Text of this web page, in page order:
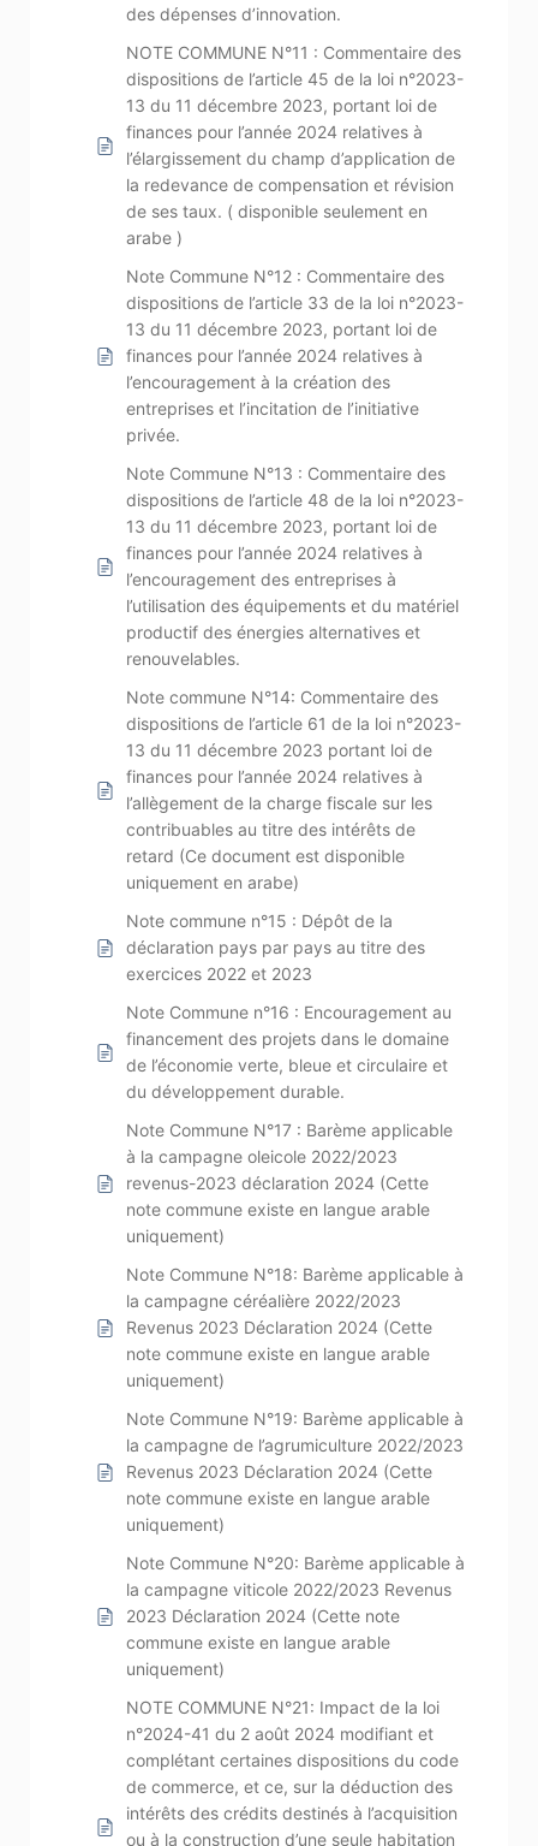
des dépenses d’innovation.
NOTE COMMUNE N°11 : Commentaire des
dispositions de l’article 45 de la loi n°2023-
13 du 11 décembre 2023, portant loi de
finances pour l’année 2024 relatives à
l’élargissement du champ d’application de
la redevance de compensation et révision
de ses taux. ( disponible seulement en
arabe )
Note Commune N°12 : Commentaire des
dispositions de l’article 33 de la loi n°2023-
13 du 11 décembre 2023, portant loi de
finances pour l’année 2024 relatives à
l’encouragement à la création des
entreprises et l’incitation de l’initiative
privée.
Note Commune N°13 : Commentaire des
dispositions de l’article 48 de la loi n°2023-
13 du 11 décembre 2023, portant loi de
finances pour l’année 2024 relatives à
l’encouragement des entreprises à
l’utilisation des équipements et du matériel
productif des énergies alternatives et
renouvelables.
Note commune N°14: Commentaire des
dispositions de l’article 61 de la loi n°2023-
13 du 11 décembre 2023 portant loi de
finances pour l’année 2024 relatives à
l’allègement de la charge fiscale sur les
contribuables au titre des intérêts de
retard (Ce document est disponible
uniquement en arabe)
Note commune n°15 : Dépôt de la
déclaration pays par pays au titre des
exercices 2022 et 2023
Note Commune n°16 : Encouragement au
financement des projets dans le domaine
de l’économie verte, bleue et circulaire et
du développement durable.
Note Commune N°17 : Barème applicable
à la campagne oleicole 2022/2023
revenus-2023 déclaration 2024 (Cette
note commune existe en langue arable
uniquement)
Note Commune N°18: Barème applicable à
la campagne céréalière 2022/2023
Revenus 2023 Déclaration 2024 (Cette
note commune existe en langue arable
uniquement)
Note Commune N°19: Barème applicable à
la campagne de l’agrumiculture 2022/2023
Revenus 2023 Déclaration 2024 (Cette
note commune existe en langue arable
uniquement)
Note Commune N°20: Barème applicable à
la campagne viticole 2022/2023 Revenus
2023 Déclaration 2024 (Cette note
commune existe en langue arable
uniquement)
NOTE COMMUNE N°21: Impact de la loi
n°2024-41 du 2 août 2024 modifiant et
complétant certaines dispositions du code
de commerce, et ce, sur la déduction des
intérêts des crédits destinés à l’acquisition
ou à la construction d’une seule habitation